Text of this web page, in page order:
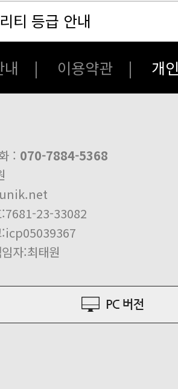
크 사이트 접속 안내드립
번호 주소 추가 및 수정 안
,회원혜택 안내공지!
시 사이즈 표기 안내!
전의 하이앤드 상품 주문
격으로 인해 게시판 삭제
모바일버전 리뉴얼 (보수)
중 세관심사 보류 공지
| 이용약관 | 개
: 070-7884-5368
:7681-23-33082
:icp05039367
자:최태원